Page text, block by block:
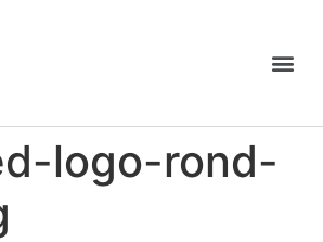
logo-rond-